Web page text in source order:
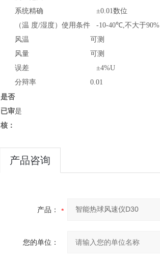
系统精确
±0.01数位
（温 度/湿度）使用条件 -10-40℃,不大于90%
风温
可测
风量
可测
误差
±4%U
分辩率
0.01
是否
已审
核：
是
产品咨询
产品：
您的单位：